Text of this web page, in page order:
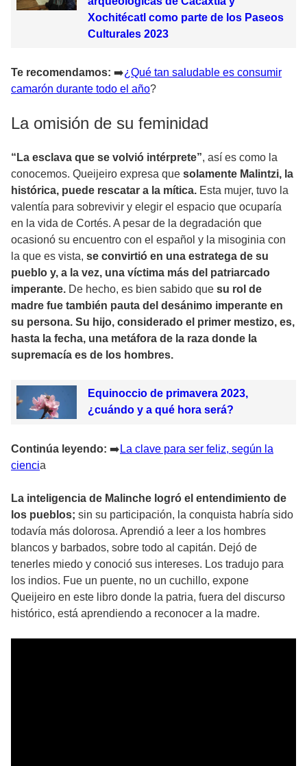
Xochitécatl como parte de los Paseos
Culturales 2023
Te recomendamos: ➡️¿Qué tan saludable es consumir
camarón durante todo el año?
La omisión de su feminidad
“La esclava que se volvió intérprete”, así es como la
conocemos. Queijeiro expresa que solamente Malintzi, la
histórica, puede rescatar a la mítica. Esta mujer, tuvo la
valentía para sobrevivir y elegir el espacio que ocuparía
en la vida de Cortés. A pesar de la degradación que
ocasionó su encuentro con el español y la misoginia con
la que es vista, se convirtió en una estratega de su
pueblo y, a la vez, una víctima más del patriarcado
imperante. De hecho, es bien sabido que su rol de
madre fue también pauta del desánimo imperante en
su persona. Su hijo, considerado el primer mestizo, es,
hasta la fecha, una metáfora de la raza donde la
supremacía es de los hombres.
Equinoccio de primavera 2023,
¿cuándo y a qué hora será?
Continúa leyendo: ➡ ️La clave para ser feliz, según la
ciencia
La inteligencia de Malinche logró el entendimiento de
los pueblos; sin su participación, la conquista habría sido
todavía más dolorosa. Aprendió a leer a los hombres
blancos y barbados, sobre todo al capitán. Dejó de
tenerles miedo y conoció sus intereses. Los tradujo para
los indios. Fue un puente, no un cuchillo, expone
Queijeiro en este libro donde la patria, fuera del discurso
histórico, está aprendiendo a reconocer a la madre.